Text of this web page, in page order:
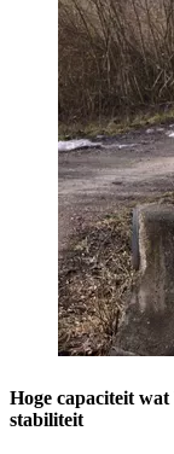
Hoge capaciteit
stabiliteit